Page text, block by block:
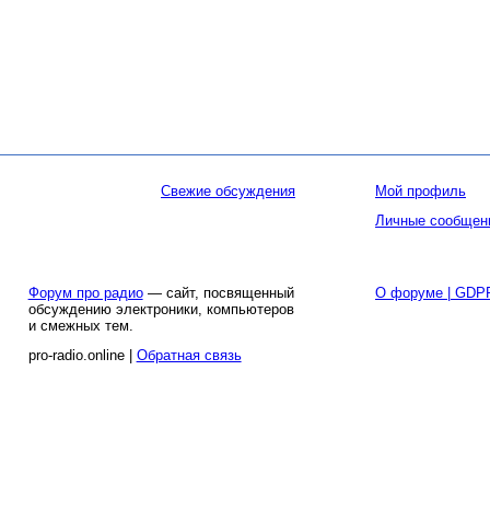
Свежие обсуждения
Мой профиль
Личные
Форум про радио— сайт, посвященный
обсуждению электроники, компьютеров
и смежных тем.
pro-radio.online | Обратная связь
О форуме |